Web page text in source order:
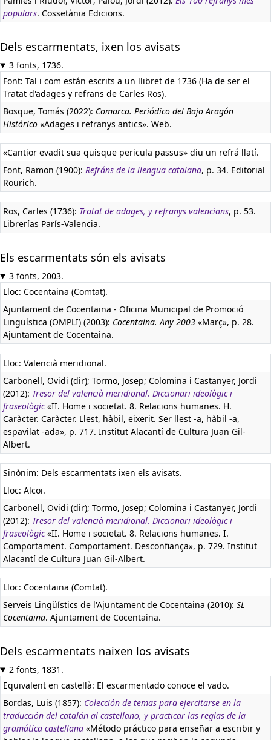
populars. Cossetània Edicions.
Dels escarmentats, ixen los avisats
3 fonts, 1736.
Font: Tal i com están escrits a un llibret de 1736 (Ha de ser el
Tratat d'adages y refrans de Carles Ros).
Bosque, Tomás (2022): Comarca. Periódico del Bajo Aragón
Histórico «Adages i refranys antics». Web.
«Cantior evadit sua quisque pericula passus» diu un refrá llatí.
Font, Ramon (1900): Refráns de la llengua catalana, p. 34. Editorial
Rourich.
Ros, Carles (1736): Tratat de adages, y refranys valencians, p. 53.
Librerías París-Valencia.
Els escarmentats són els avisats
3 fonts, 2003.
Lloc: Cocentaina (Comtat).
Ajuntament de Cocentaina - Oficina Municipal de Promoció
Lingüística (OMPLI) (2003): Cocentaina. Any 2003 «Març», p. 28.
Ajuntament de Cocentaina.
Lloc: Valencià meridional.
Carbonell, Ovidi (dir); Tormo, Josep; Colomina i Castanyer, Jordi
(2012): Tresor del valencià meridional. Diccionari ideològic i
fraseològic«II. Home i societat. 8. Relacions humanes. H.
Caràcter. Caràcter. Llest, hàbil, eixerit. Ser llest -a, hàbil -a,
espavilat -ada», p. 717. Institut Alacantí de Cultura Juan Gil-
Albert.
Sinònim: Dels escarmentats ixen els avisats.
Lloc: Alcoi.
Carbonell, Ovidi (dir); Tormo, Josep; Colomina i Castanyer, Jordi
(2012): Tresor del valencià meridional. Diccionari ideològic i
fraseològic«II. Home i societat. 8. Relacions humanes. I.
Comportament. Comportament. Desconfiança», p. 729. Institut
Alacantí de Cultura Juan Gil-Albert.
Lloc: Cocentaina (Comtat).
Serveis Lingüístics de l'Ajuntament de Cocentaina (2010): SL
Cocentaina. Ajuntament de Cocentaina.
Dels escarmentats naixen los avisats
2 fonts, 1831.
Equivalent en castellà: El escarmentado conoce el vado.
Bordas, Luis (1857): Colección de temas para ejercitarse en la
traducción del catalán al castellano, y practicar las reglas de la
gramática castellana «Método práctico para enseñar a escribir y